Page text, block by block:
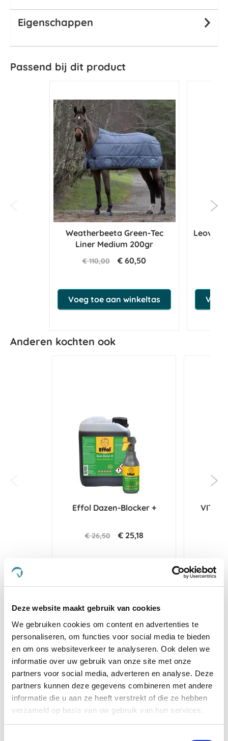
Deze website maakt gebruik van cookies
We gebruiken cookies om content en advertenties te
personaliseren, om functies voor social media te bieden
en om ons websiteverkeer te analyseren. Ook delen we
informatie over uw gebruik van onze site met onze
partners voor social media, adverteren en analyse. Deze
partners kunnen deze gegevens combineren met andere
informatie die u aan ze heeft verstrekt of die ze hebben
verzameld op basis van uw gebruik van hun services.
Eigenschappen
Passend bij dit product
Weatherbeeta Green-Tec
Liner Medium 200gr
€ 110,00 € 60,50
Voeg toe aan winkeltas
Leovet
Anderen kochten ook
Effol Dazen-Blocker +
€ 26,50 € 25,18
Voeg
5.0
star
rating
5 Beoordelingen
Schrijf Een Review Stel Een Vraag
BEOORDELINGEN VRAGEN